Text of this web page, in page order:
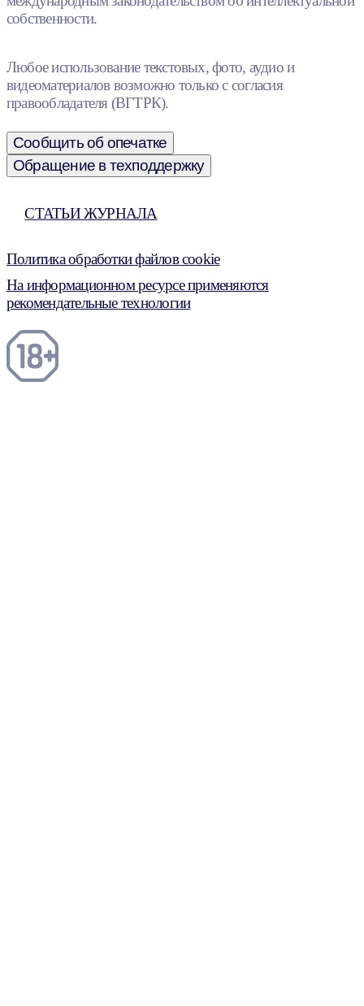
собственности.
Любое использование текстовых, фото, аудио и
видеоматериалов возможно только с согласия
правообладателя (ВГТРК).
Сообщить об опечатке
Обращение в техподдержку
СТАТЬИ ЖУРНАЛА
Политика обработки файлов cookie
На информационном ресурсе применяются
рекомендательные технологии